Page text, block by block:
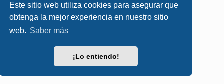
Este sitio web utiliza cookies para asegurar que
obtenga la mejor experiencia en nuestro sitio
web. Saber más
¡Lo entiendo!